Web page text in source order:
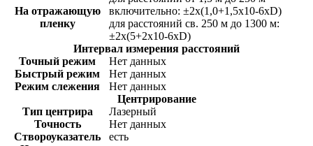
На отражающую
пленку
включительно: ±2x(1,0+1,5x10-6xD)
для расстояний св. 250 м до 1300 м:
±2x(5+2x10-6xD)
Интервал измерения расстояний
Точный режим
Нет данных
Быстрый режим
Нет данных
Режим слежения
Нет данных
Центрирование
Тип центрира
Лазерный
Точность
Нет данных
Створоуказатель
есть